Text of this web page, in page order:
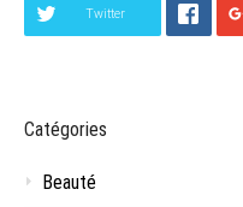
Twitter
Catégories
Beauté